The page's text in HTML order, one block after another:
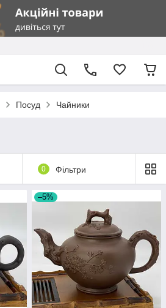
Посуд Чайники
0 Фільтри
–5%